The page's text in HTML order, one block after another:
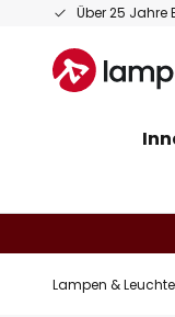
Über 25 Jahre
Zum
springen
Lampen &